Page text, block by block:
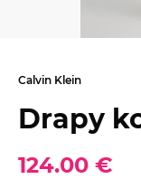
Calvin Klein
Drapy
124.00 €